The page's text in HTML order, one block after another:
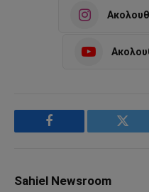
Facebook
Sahiel Newsroom